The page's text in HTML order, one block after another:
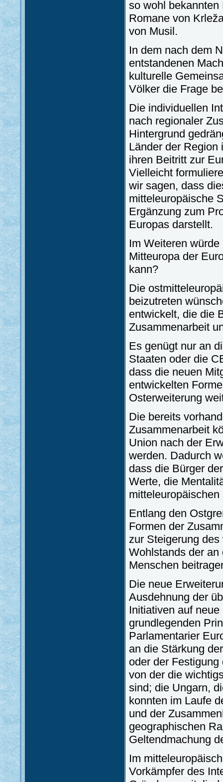
so wohl
Romane von
von Musil.
In dem nach dem
entstandenen
kulturelle
Völker die Frage
Die individuellen
nach regionaler
Hintergrund
Länder der Region
ihren Beitritt zur
Vielleicht
wir sagen, dass
mitteleuropäische
Ergänzung zum
Europas darstellt.
Im Weiteren
Mitteuropa der
kann?
Die
beizutreten
entwickelt, die die
Zusammenarbeit
Es genügt nur an
Staaten oder die
dass die neuen
entwickelten
Osterweiterung
Die bereits
Zusammenarbeit
Union nach der
werden. Dadurch
dass die Bürger
Werte, die
Entlang den
Formen der
zur Steigerung
Wohlstands der
Menschen
Die neue
Ausdehnung der
Initiativen auf
grundlegenden
Parlamentarier
an die Stärkung
oder der
von der die
sind; die Ungarn,
konnten im Laufe
und der
geographischen
Geltendmachung
Im
Vorkämpfer des